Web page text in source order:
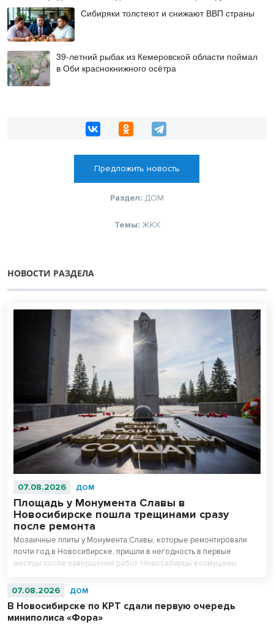
работы на социальных объектах
Сибиряки толстеют и снижают ВВП страны
39-летний рыбак из Кемеровской области поймал
в Оби краснокнижного осётра
Предложить новость
Раздел: ДОМ
Темы: ЖКХ
НОВОСТИ РАЗДЕЛА
07.08.2026 ДОМ
Площадь у Монумента Славы в
Новосибирске пошла трещинами сразу
после ремонта
Мозаичные плиты у Монумента Славы, которые ремонтировали
почти год в Новосибирске, пришли в негодность в первые
месяцы после завершения работ. Новосибирцы возмущены
07.08.2026 ДОМ
В Новосибирске по КРТ сдали первую очередь
миниполиса «Фора»